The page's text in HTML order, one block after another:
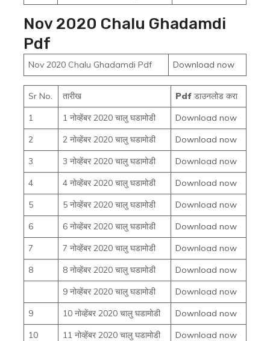
Nov 2020 Chalu Ghadamdi
Pdf
Nov 2020 Chalu Ghadamdi Pdf Download now
Sr No. तारीख Pdfडाउनलोड करा
1
1 नोव्हेंबर 2020 चालु घडामोडी
Download now
2
2 नोव्हेंबर 2020 चालु घडामोडी
Download now
3
3 नोव्हेंबर 2020 चालु घडामोडी
Download now
4
4 नोव्हेंबर 2020 चालु घडामोडी
Download now
5
5 नोव्हेंबर 2020 चालु घडामोडी
Download now
6
6 नोव्हेंबर 2020 चालु घडामोडी
Download now
7
7 नोव्हेंबर 2020 चालु घडामोडी
Download now
8
8 नोव्हेंबर 2020 चालु घडामोडी
Download now
9 नोव्हेंबर 2020 चालु घडामोडी
Download now
9
10 नोव्हेंबर 2020 चालु घडामोडी
Download now
10
11 नोव्हेंबर 2020 चालु घडामोडी Download now